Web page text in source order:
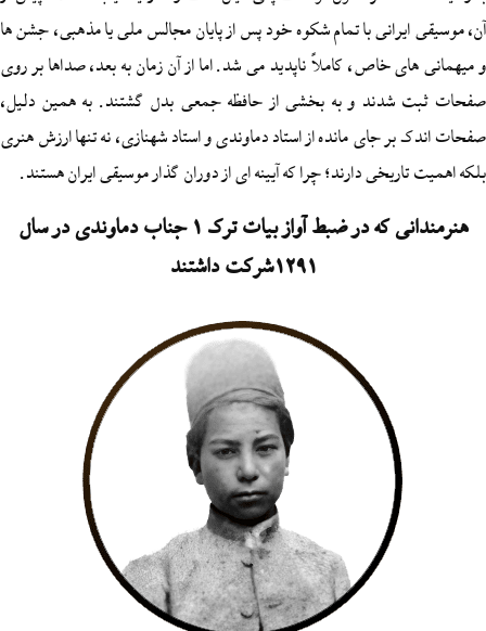
با تمام شکوه خود پس از پایان مجالس ملی یا مذهبی، جشن ها
خاص، کاملاً ناپدید می‌ شد. اما از آن زمان به بعد، صداها بر روی
و به بخشی از حافظه جمعی بدل گشتند. به همین دلیل،
جای مانده از استاد دماوندی و استاد شهنازی، نه تنها ارزش هنری
دارند؛ چرا که آیینه‌ ای از دوران گذار موسیقی ایران هستند.
هنرمندانی که در ضبط آواز بیات ترک 1 جناب دماوندی در سال